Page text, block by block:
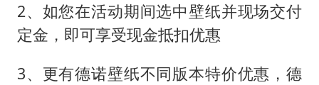
2、如您在活动期间选中壁纸并现场交付
定金，即可享受现金抵扣优惠
3、更有德诺壁纸不同版本特价优惠，德